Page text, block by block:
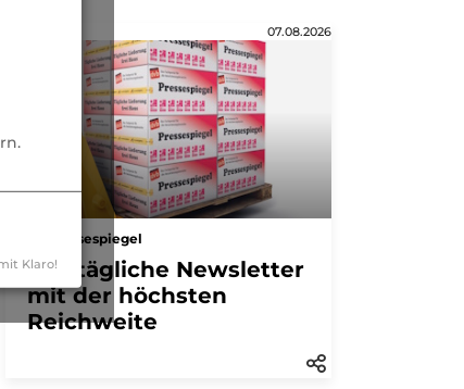
07.08.2026
Pressespiegel
Der tägliche Newsletter
mit der höchsten
Reichweite
Klaro!